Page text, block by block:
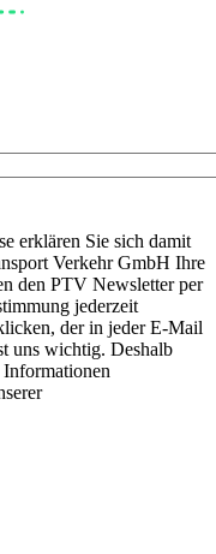
erklären Sie sich damit
Verkehr GmbH Ihre
den PTV Newsletter per
jederzeit
der in jeder E-Mail
uns wichtig. Deshalb